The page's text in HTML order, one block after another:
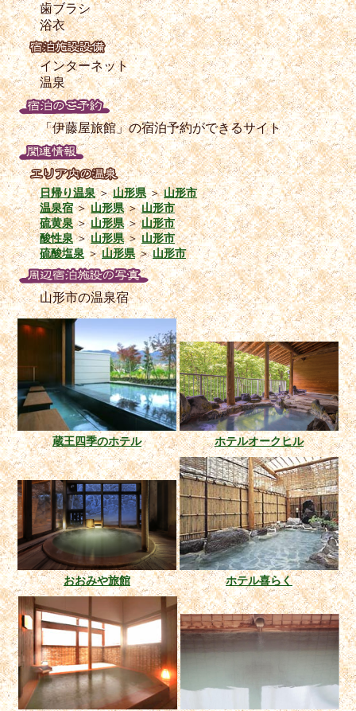
歯ブラシ
浴衣
インターネット
温泉
「伊藤屋旅館」の宿泊予約ができるサイト
日帰り温泉＞山形県＞山形市
温泉宿＞山形県＞山形市
硫黄泉＞山形県＞山形市
酸性泉＞山形県＞山形市
硫酸塩泉＞山形県＞山形市
山形市の温泉宿
蔵王四季のホテル ホテルオークヒル
おおみや旅館 ホテル喜らく